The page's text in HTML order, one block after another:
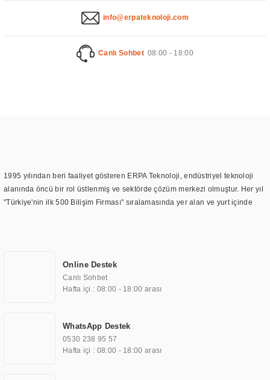
info@erpateknoloji.com
Canlı Sohbet 08:00 - 18:00
1995 yılından beri faaliyet gösteren ERPA Teknoloji, endüstriyel teknoloji
alanında öncü bir rol üstlenmiş ve sektörde çözüm merkezi olmuştur. Her yıl
"Türkiye'nin ilk 500 Bilişim Firması" sıralamasında yer alan ve yurt içinde
TOCHI markası altında kendi ürettiği ürünlerde kullanmıştır. Günümüzde
TOCHI; videowall, digital signage, kiosk, totem, akıllı durak ekranı, araç içi
ekran, asansör ekranı, digital menüboard, marin ekran, medikal ekran,
ekranları, endüstriyel ekranlar, kapı önü bilgi ekranları, panel PC,
endüstriyel Panel PC, mini PC, endüstriyel mini PC ve akıllı bina sistemleri
gibi çözümleri 4.5" ile 110” boyutları arasında üretebilirken, ayrıca standart
Online Destek
Canlı Sohbet
Hafta içi : 08:00 - 18:00 arası
WhatsApp Destek
0530 238 95 57
Hafta içi : 08:00 - 18:00 arası